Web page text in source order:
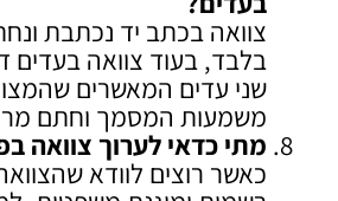
צוואה בכתב יד נכתבת
בלבד, בעוד צוואה
שני עדים המאשרים
משמעות המסמך וחתם
מתי כדאי לערוך צוואה
כאשר רוצים לוודא